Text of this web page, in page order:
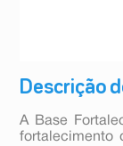
Descrição
A Base
fortalecimento